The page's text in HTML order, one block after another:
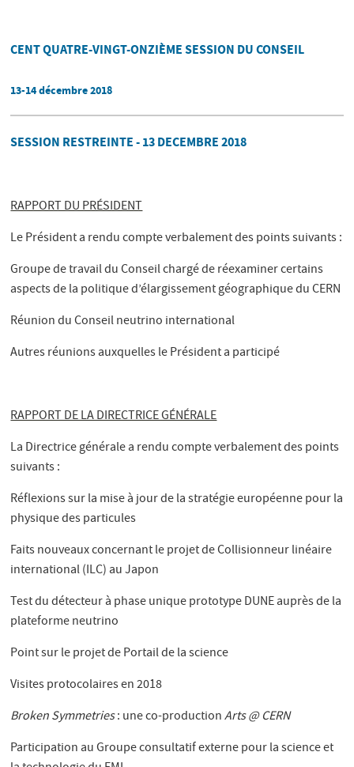
CENT QUATRE-VINGT-ONZIÈME SESSION DU CONSEIL
13-14 décembre 2018
SESSION RESTREINTE - 13 DECEMBRE 2018
RAPPORT DU PRÉSIDENT
Le Président a rendu compte verbalement des points suivants :
Groupe de travail du Conseil chargé de réexaminer certains
aspects de la politique d’élargissement géographique du CERN
Réunion du Conseil neutrino international
Autres réunions auxquelles le Président a participé
RAPPORT DE LA DIRECTRICE GÉNÉRALE
La Directrice générale a rendu compte verbalement des points
suivants :
Réflexions sur la mise à jour de la stratégie européenne pour la
physique des particules
Faits nouveaux concernant le projet de Collisionneur linéaire
international (ILC) au Japon
Test du détecteur à phase unique prototype DUNE auprès de la
plateforme neutrino
Point sur le projet de Portail de la science
Visites protocolaires en 2018
Broken Symmetries: une co-productionArts @ CERN
Participation au Groupe consultatif externe pour la science et